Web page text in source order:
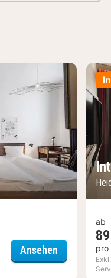
Ansehen acor
ab
pro